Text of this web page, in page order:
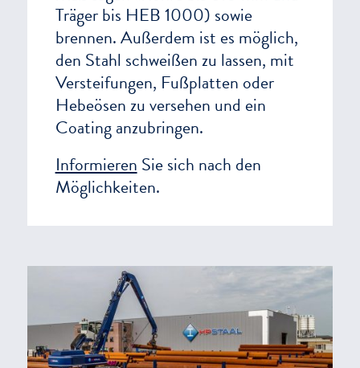
Träger bis HEB 1000) sowie
brennen. Außerdem ist es möglich,
den Stahl schweißen zu lassen, mit
Versteifungen, Fußplatten oder
Hebeösen zu versehen und ein
Coating anzubringen.
Informieren Sie sich nach den
Möglichkeiten.